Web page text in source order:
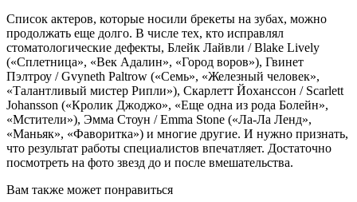
Список актеров, которые носили брекеты на зубах, можно
продолжать еще долго. В числе тех, кто исправлял
стоматологические дефекты, Блейк Лайвли / Blake Lively
(«Сплетница», «Век Адалин», «Город воров»), Гвинет
Пэлтроу / Gvyneth Paltrow («Семь», «Железный человек»,
«Талантливый мистер Рипли»), Скарлетт Йоханссон / Scarlett
Johansson («Кролик Джоджо», «Еще одна из рода Болейн»,
«Мстители»), Эмма Стоун / Emma Stone («Ла-Ла Ленд»,
«Маньяк», «Фаворитка») и многие другие. И нужно признать,
что результат работы специалистов впечатляет. Достаточно
посмотреть на фото звезд до и после вмешательства.
Вам также может понравиться